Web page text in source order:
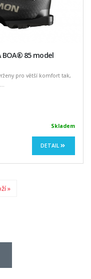
BOA® 85 model
pro větší komfort tak,
Skladem
DETAIL
»